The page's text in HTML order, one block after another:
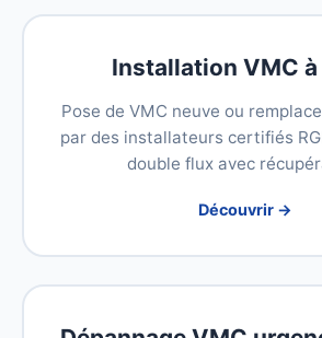
Installation VMC à
Pose de VMC neuve ou
par des installateurs certifiés
double flux avec
Découvrir →